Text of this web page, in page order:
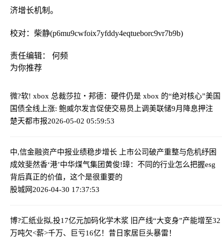
济增长机制。
校对：柴静(p6mu9cwfoix7yfddy4eqtueborc9vr7b9b)
责任编辑： 何频
为你推荐
微?软! xbox 总裁莎拉・邦德：硬件仍是 xbox 的“绝对核心”美国
国债全线上涨: 鲍威尔发言促使交易员上调美联储9月降息押注
楚天都市报2026-05-02 05:59:53
中,信金融资产中报业绩稳步增长 上市公司破产重整与危机纾困
成效斐然香‘港’中华煤气集团黄俊!璋：不同的行业怎么把握esg
背后真正的价值，这个是很重要的
股城网2026-04-30 17:37:53
博?汇纸业拟,投17亿元加码化学木浆 旧产线“大变身”产能增至32
万吨欠<薪>千万、巨亏16亿！昔日家居巨头暴雷！